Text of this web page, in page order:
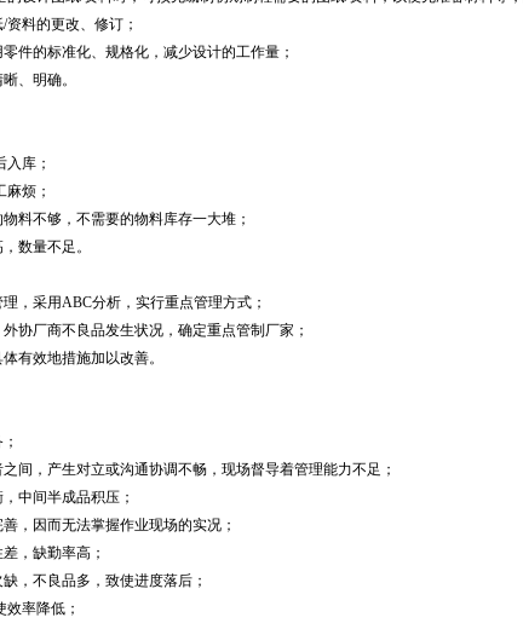
料的更改、修订；
的标准化、规格化，减少设计的工作量；
、明确。
库；
烦；
不够，不需要的物料库存一大堆；
数量不足。
采用ABC分析，实行重点管理方式；
厂商不良品发生状况，确定重点管制厂家；
效地措施加以改善。
，产生对立或沟通协调不畅，现场督导着管理能力不足；
间半成品积压；
因而无法掌握作业现场的实况；
，缺勤率高；
不良品多，致使进度落后；
率降低；